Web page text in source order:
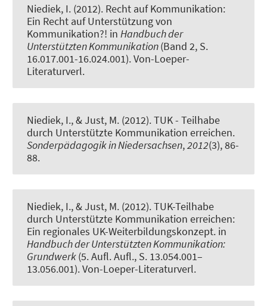
Niediek, I. (2012). Recht auf Kommunikation:
Ein Recht auf Unterstützung von
Kommunikation?! in Handbuch der
Unterstützten Kommunikation(Band 2, S.
16.017.001-16.024.001). Von-Loeper-
Literaturverl.
Niediek, I., & Just, M. (2012).TUK - Teilhabe
durch Unterstützte Kommunikation erreichen.
Sonderpädagogik in Niedersachsen,2012(3), 86-
88.
Niediek, I., & Just, M. (2012).TUK-Teilhabe
durch Unterstützte Kommunikation erreichen:
Ein regionales UK-Weiterbildungskonzept. in
Handbuch der Unterstützten Kommunikation:
Grundwerk(5. Aufl. Aufl., S. 13.054.001–
13.056.001). Von-Loeper-Literaturverl.